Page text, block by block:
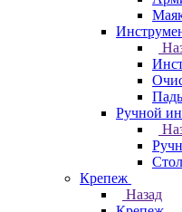
Ручной
Крепеж
Назад